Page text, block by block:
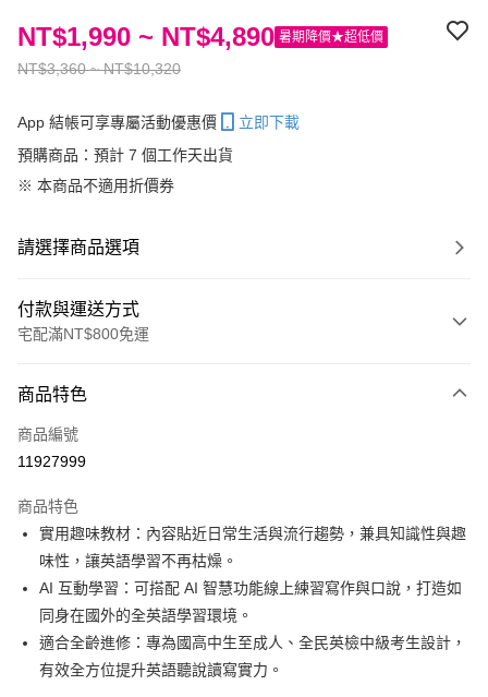
NT$3,360 ~ NT$10,320
NT$1,990 ~ NT$4,890 暑期降價★超低價
App 結帳可享專屬活動優惠價
立即下載
預購商品：預計 7 個工作天出貨
※ 本商品不適用折價券
請選擇商品選項
付款與運送方式
宅配滿NT$800免運
信用卡一次付款
LINE Pay
大哥付你分期
相關說明
【大哥付你分期使用說明】
1.本服務由台灣大哥大提供，台灣大哥大用戶可立即使用無須另外申請。
2.付款方式選擇「大哥付你分期」，訂單成立後會自動跳轉到大哥付的交易
流程，驗證手機門號後，選擇欲分期的期數、繳款截止日，確認付款後即完
3.實際核准額度、可分期數及費用金額請依後續交易確認頁面所載為準。
AFTEE先享後付
相關說明
【關於「AFTEE先享後付」】
AFTEE先享後付是「在收到商品之後才付款」的支付方式。 讓您購物簡單
ATM付款
商品特色
商品編號
11927999
商品特色
實用趣味教材：內容貼近日常生活與流行趨勢，兼具知識性與趣
味性，讓英語學習不再枯燥。
AI 互動學習：可搭配 AI 智慧功能線上練習寫作與口說，打造如
同身在國外的全英語學習環境。
適合全齡進修：專為國高中生至成人、全民英檢中級考生設計，
有效全方位提升英語聽說讀寫實力。